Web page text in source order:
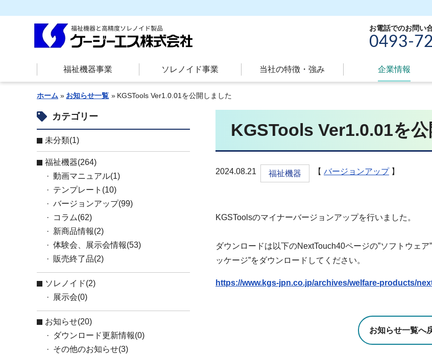
お電話でのお問い
0493-
福祉機器事業 ソレノイド事業 当社の特徴・強み
現
在
ペ
ー
性
企業情報
ホーム お知らせ一覧 KGSTools Ver1.0.01を公開しました
お知らせ
カテゴリー
未分類(1)
福祉機器(264)
動画マニュアル(1)
テンプレート(10)
バージョンアップ(99)
コラム(62)
新商品情報(2)
体験会、展示会情報(53)
販売終了品(2)
ソレノイド(2)
展示会(0)
お知らせ(20)
ダウンロード更新情報(0)
その他のお知らせ(3)
KGSTools Ver1.0.01を
2024.08.21 福祉機器 【バージョンアップ】
KGSToolsのマイナーバージョンアップを行いました。
ダウンロードは以下のNextTouch40ページの”ソフトウェ
ッケージ”をダウンロードしてください。
https://www.kgs-jpn.co.jp/archives/welfare-products/
お知らせ一覧へ